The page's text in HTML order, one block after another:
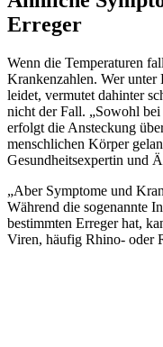
Erreger
Wenn die Temperaturen
Krankenzahlen. Wer unter
leidet, vermutet dahinter
nicht der Fall. „Sowohl
erfolgt die Ansteckung
menschlichen Körper
Gesundheitsexpertin und
„Aber Symptome und
Während die sogenannte
bestimmten Erreger hat,
Viren, häufig Rhino- oder